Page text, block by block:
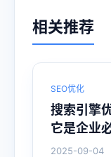
相关推荐
SEO优化
搜索引擎
它是企业
2025-09-04